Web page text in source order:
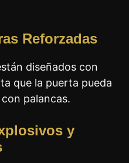
Reforzadas
diseñados con
que la puerta pueda
palancas.
y